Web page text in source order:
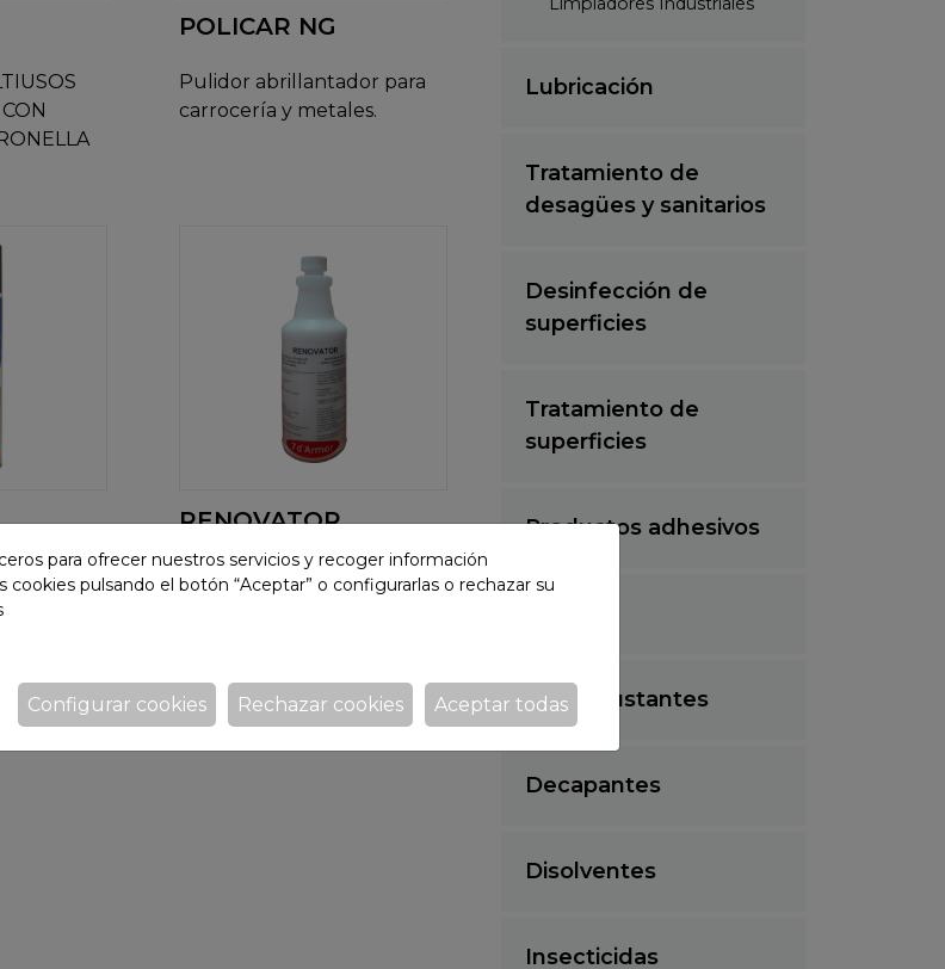
POLICAR NG
Pulidor abrillantador para
carrocería y metales.
RENOVATOR
Renovador y abrillantador
Lubricación
Tratamiento de
desagües y sanitarios
Desinfección de
superficies
Tratamiento de
superficies
Productos adhesivos
Desincrustantes
Decapantes
Disolventes
Insecticidas
para ofrecer nuestros servicios y recoger información
pulsando el botón “Aceptar” o configurarlas o rechazar su
Aceptar todas
Rechazar cookies
Configurar cookies